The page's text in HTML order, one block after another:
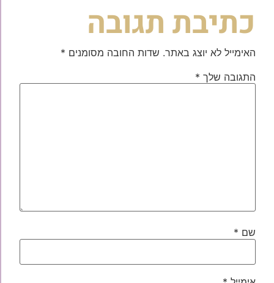
כתיבת תגובה
האימייל לא יוצג באתר. שדות החובה מסומנים *
התגובה שלך *
שם *